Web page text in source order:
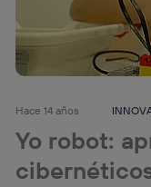
Hace 14 años
Yo robot: